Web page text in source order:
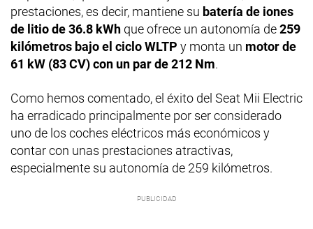
prestaciones, es decir, mantiene su batería de iones
de litio de 36.8 kWh que ofrece un autonomía de259
kilómetros bajo el ciclo WLTP y monta un motor de
61 kW (83 CV) con un par de 212 Nm.
Como hemos comentado, el éxito del Seat Mii Electric
ha erradicado principalmente por ser considerado
uno de los coches eléctricos más económicos y
contar con unas prestaciones atractivas,
especialmente su autonomía de 259 kilómetros.